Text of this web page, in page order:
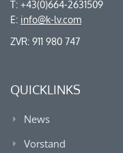
T: +43(0)664-2631509
E: info@k-lv.com
ZVR: 911 980 747
QUICKLINKS
News
Vorstand